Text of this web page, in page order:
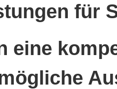
für
eine